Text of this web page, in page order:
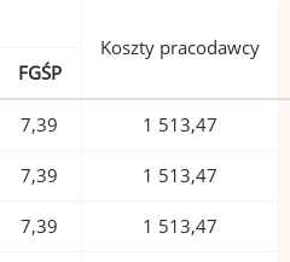
Koszty pracodawcy
FGŚP
7,39 1 513,47
7,39 1 513,47
7,39 1 513,47